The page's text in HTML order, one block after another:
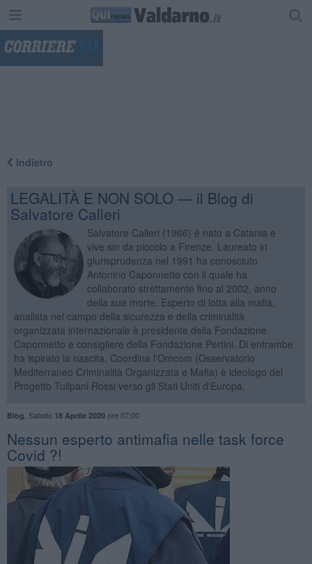
Indietro
LEGALITÀ E NON SOLO — il Blog di
Salvatore Calleri
Salvatore Calleri (1966) è nato a Catania e
vive sin da piccolo a Firenze. Laureato in
giurisprudenza nel 1991 ha conosciuto
Antonino Caponnetto con il quale ha
collaborato strettamente fino al 2002, anno
della sua morte. Esperto di lotta alla mafia,
analista nel campo della sicurezza e della criminalità
organizzata internazionale è presidente della Fondazione
Caponnetto e consigliere della Fondazione Pertini. Di entrambe
ha ispirato la nascita. Coordina l'Omcom (Osservatorio
Mediterraneo Criminalità Organizzata e Mafia) è ideologo del
Progetto Tulipani Rossi verso gli Stati Uniti d'Europa.
Blog Sabato 18 Aprile 2020ore 07:00
Nessun esperto antimafia nelle task force
Covid ?!